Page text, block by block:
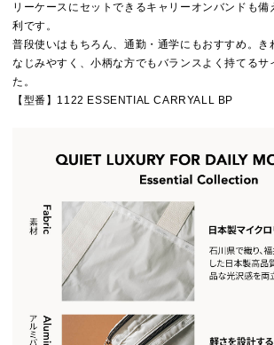
リーケースにセットできるキャリーオンバンドも備
利です。
普段使いはもちろん、通勤・通学にもおすすめ。き
なじみやすく、小柄な方でもバランスよく持てるサ
た。
【型番】1122 ESSENTIAL CARRYALL BP